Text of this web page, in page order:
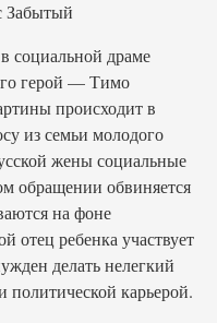
социальной драме
герой — Тимо
происходит в
из семьи молодого
жены социальные
обращении обвиняется
на фоне
отец ребенка участвует
делать нелегкий
карьерой.